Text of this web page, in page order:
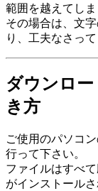
範囲を越えてしま
その場合は、文
り、工夫なさって
ダウンロ
き方
ご使用のパソコ
行って下さい。
ファイルはすべ
がインストール